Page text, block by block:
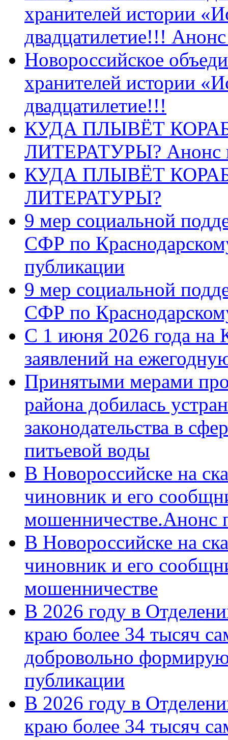
хранителей истории
двадцатилетие!!!
Новороссийское
хранителей истории
двадцатилетие!!!
КУДА ПЛЫВЁТ
ЛИТЕРАТУРЫ? Анонс
КУДА ПЛЫВЁТ
ЛИТЕРАТУРЫ?
9 мер социальной
СФР по
публикации
9 мер социальной
СФР по
С 1 июня 2026 года на
заявлений на
Принятыми мерами
района добилась
законодательства в
питьевой воды
В Новороссийске на
чиновник и его
мошенничестве.Анонс
В Новороссийске на
чиновник и его
мошенничестве
В 2026 году в
краю более 34 тысяч
добровольно
публикации
В 2026 году в
краю более 34 тысяч